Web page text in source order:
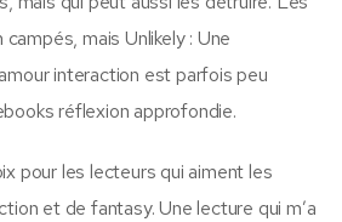
mais Unlikely : Une
interaction est parfois peu
réflexion approfondie.
pour les lecteurs qui aiment les
et de fantasy. Une lecture qui m’a